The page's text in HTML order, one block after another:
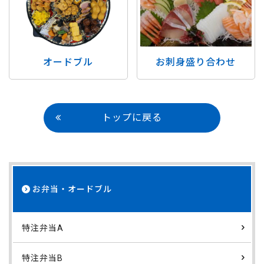
オードブル お刺身盛り合わせ
トップに戻る
お弁当・オードブル
特注弁当A
特注弁当B